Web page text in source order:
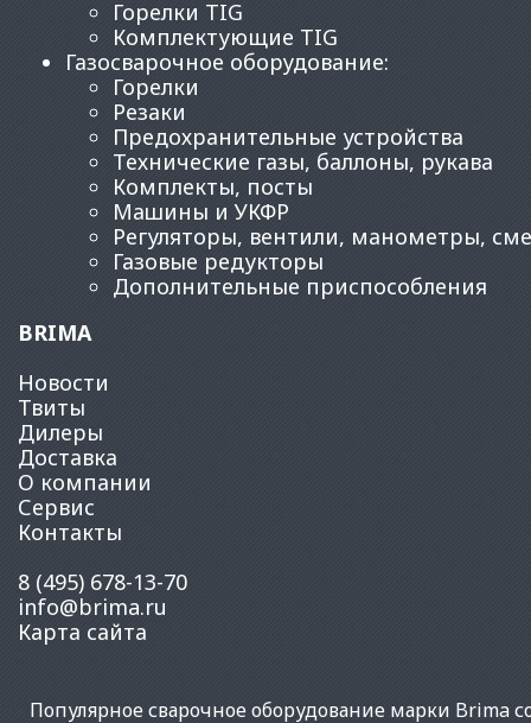
Горелки TIG
Комплектующие TIG
Газосварочное оборудование:
Горелки
Резаки
Предохранительные устройства
Технические газы, баллоны, рукава
Комплекты, посты
Машины и УКФР
Регуляторы, вентили, манометры,
Газовые редукторы
Дополнительные приспособления
BRIMA
Новости
Твиты
Дилеры
Доставка
О компании
Сервис
Контакты
8 (495) 678-13-70
info@brima.ru
Карта сайта
Популярноесварочное оборудование марки Brima